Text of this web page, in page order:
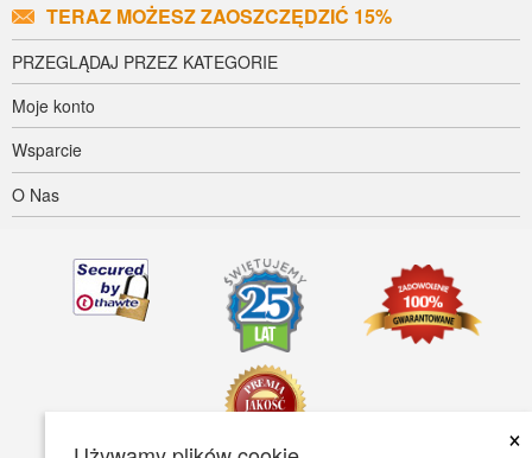
×
TERAZ MOŻESZ ZAOSZCZĘDZIĆ 15%
PRZEGLĄDAJ PRZEZ KATEGORIE
Moje konto
Wsparcie
O Nas